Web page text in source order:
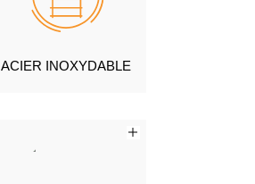
ACIER INOXYDABLE